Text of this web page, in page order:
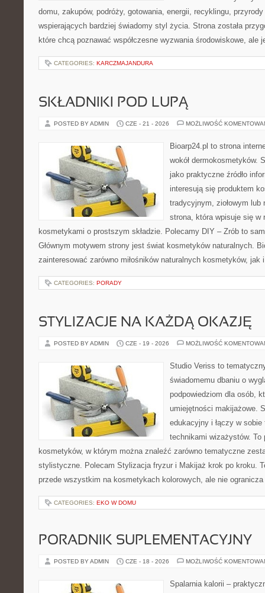
domu, zakupów, podróży, gotowania, energii, recyklingu,
wspierających bardziej świadomy styl życia. Strona została
które chcą poznawać współczesne wyzwania środowiskowe,
CATEGORIES: KARCZMAJANDURA
SKŁADNIKI POD LUPĄ
POSTED BY ADMIN CZE - 21 - 2026 MOŻLIWOŚĆ
Bioarp24.pl to strona
wokół dermokosmetyków.
jako praktyczne źródło
interesują się produktem
tradycyjnym, ziołowym lub
strona, która wpisuje się w
kosmetykami o prostszym składzie. Polecamy DIY – Zrób to
Głównym motywem strony jest świat kosmetyków naturalnych.
zainteresować zarówno miłośników naturalnych kosmetyków,
CATEGORIES: PORADY
STYLIZACJE NA KAŻDĄ OKAZJĘ
POSTED BY ADMIN CZE - 19 - 2026 MOŻLIWOŚĆ
Studio Veriss to
świadomemu dbaniu o
podpowiedziom dla osób,
umiejętności makijażowe.
edukacyjny i łączy w
technikami wizażystów. To
kosmetyków, w którym można znaleźć zarówno tematyczne
stylistyczne. Polecam Stylizacja fryzur i Makijaż krok po kroku.
przede wszystkim na kosmetykach kolorowych, ale nie
CATEGORIES: EKO W DOMU
PORADNIK SUPLEMENTACYJNY
POSTED BY ADMIN CZE - 18 - 2026 MOŻLIWOŚĆ
Spalarnia kalorii –